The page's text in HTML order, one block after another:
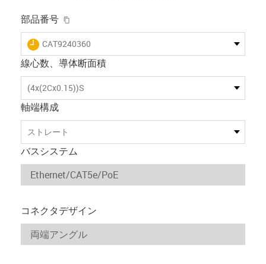
部品番号
igus-icon-lieferzeit
CAT9240360
線心数、導体断面積
(4x(2Cx0.15))S
軸端構成
ストレート
バスシステム
コネクタデザイン